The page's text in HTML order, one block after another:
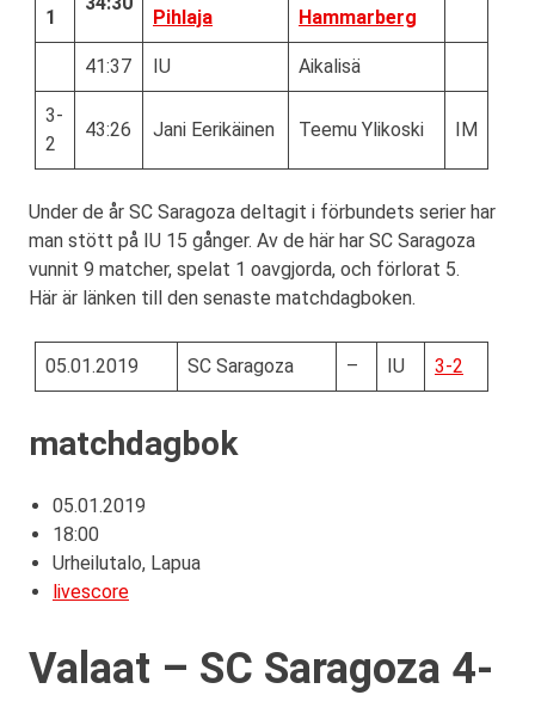
1
Pihlaja
Hammarberg
41:37 IU Aikalisä
3-
2
43:26 Jani Eerikäinen Teemu Ylikoski IM
Under de år SC Saragoza deltagit i förbundets serier har
man stött på IU 15 gånger. Av de här har SC Saragoza
vunnit 9 matcher, spelat 1 oavgjorda, och förlorat 5.
Här är länken till den senaste matchdagboken.
05.01.2019 SC Saragoza – IU 3-2
matchdagbok
05.01.2019
18:00
Urheilutalo, Lapua
livescore
Valaat – SC Saragoza 4-